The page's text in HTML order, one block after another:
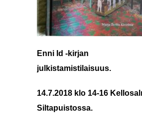
Enni Id -kirjan
julkistamistilaisuus.
14.7.2018 klo 14-16
Siltapuistossa.